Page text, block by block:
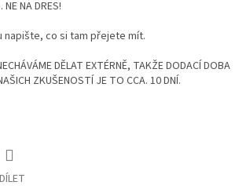
NA DRES!
napište, co si tam přejete mít.
DĚLAT EXTÉRNĚ, TAKŽE DODACÍ DOBA
ZKUŠENOSTÍ JE TO CCA. 10 DNÍ.